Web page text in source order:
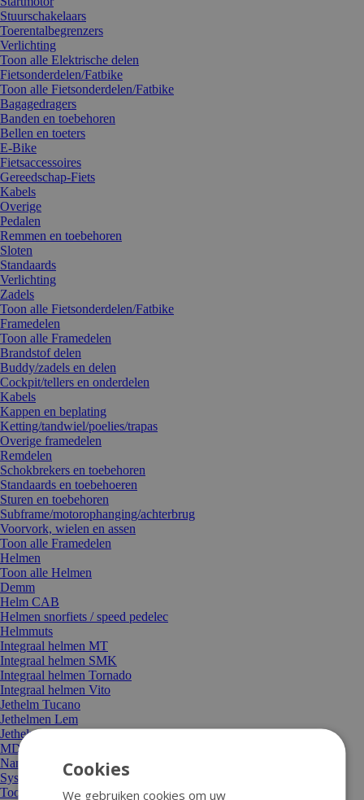
Stuurschakelaars
Toerentalbegrenzers
Verlichting
Toon alle Elektrische delen
Fietsonderdelen/Fatbike
Toon alle Fietsonderdelen/Fatbike
Bagagedragers
Banden en toebehoren
Bellen en toeters
E-Bike
Fietsaccessoires
Gereedschap-Fiets
Kabels
Overige
Pedalen
Remmen en toebehoren
Sloten
Standaards
Verlichting
Zadels
Toon alle Fietsonderdelen/Fatbike
Framedelen
Toon alle Framedelen
Brandstof delen
Buddy/zadels en delen
Cockpit/tellers en onderdelen
Kabels
Kappen en beplating
Ketting/tandwiel/poelies/trapas
Overige framedelen
Remdelen
Schokbrekers en toebehoren
Standaards en toebehoeren
Sturen en toebehoren
Subframe/motorophanging/achterbrug
Voorvork, wielen en assen
Toon alle Framedelen
Helmen
Toon alle Helmen
Demm
Helm CAB
Helmen snorfiets / speed pedelec
Helmmuts
Integraal helmen MT
Integraal helmen SMK
Integraal helmen Tornado
Integraal helmen Vito
Jethelm Tucano
Jethelmen Lem
Jethelmen MT
MDS-onderdelen
Nano-vizier
Systeemhelm Roof
Toon alle Helmen
Cookies
We gebruiken cookies om uw